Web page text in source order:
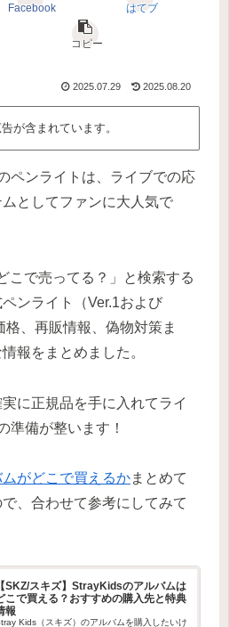
Facebook はてブ
コピー
2025.07.29 2025.08.20
が含まれています。
ペンライトは、ライブでの応
としてファンに大人気で
こで売ってる？」と検索する
ンライト（Ver.1および
、再販情報、偽物対策ま
報をまとめました。
に正規品を手に入れてライ
準備が整います！
がどこで買えるかまとめて
、合わせて参考にしてみて
【SKZ/スキズ】StrayKidsのアルバムは
こで買える？おすすめの購入先と特典
報
Kids（スキズ）のアルバムを購入したいけ